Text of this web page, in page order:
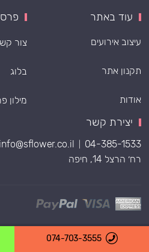
עוד באתר
עיצוב אירועים
תקנון אתר
אודות
צור
בלוג
מילון
יצירת קשר
04-385-1533
info@sflower.co.il
רח׳ הרצל 14, חיפה
074-703-3555